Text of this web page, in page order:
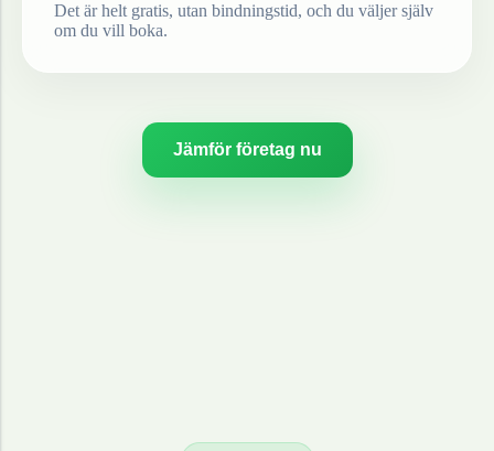
Det är helt gratis, utan bindningstid, och du väljer själv
om du vill boka.
Jämför företag nu